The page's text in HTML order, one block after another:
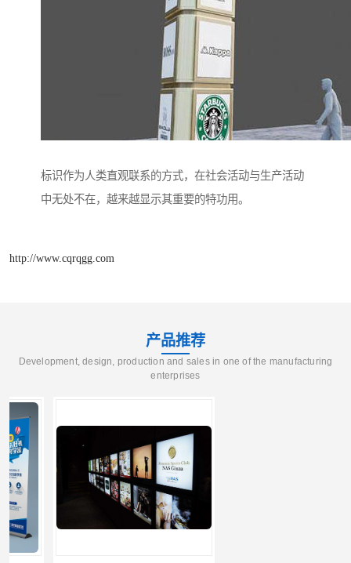
标识作为人类直观联系的方式，在社会活动与生产活动
中无处不在，越来越显示其重要的特功用。
http://www.cqrqgg.com
产品推荐
Development, design, production and sales in one of the manufacturing
enterprises